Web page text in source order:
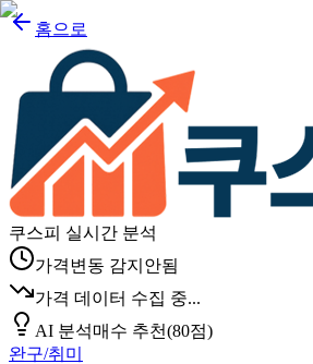
홈으로
쿠스피 실시간 분석
가격변동 감지안됨
가격 데이터 수집 중...
AI 분석매수 추천(80점)
완구/취미